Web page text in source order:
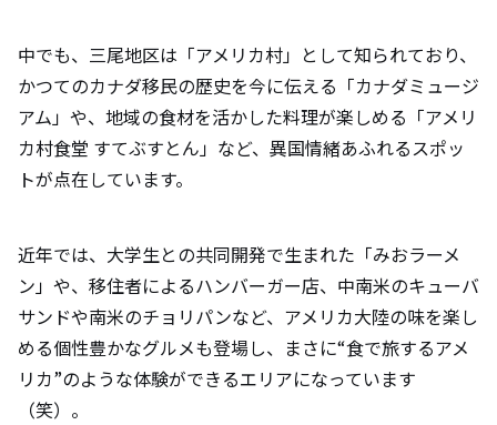
中でも、三尾地区は「アメリカ村」として知られており、
かつてのカナダ移民の歴史を今に伝える「カナダミュージ
アム」や、地域の食材を活かした料理が楽しめる「アメリ
カ村食堂 すてぶすとん」など、異国情緒あふれるスポッ
トが点在しています。
近年では、大学生との共同開発で生まれた「みおラーメ
ン」や、移住者によるハンバーガー店、中南米のキューバ
サンドや南米のチョリパンなど、アメリカ大陸の味を楽し
める個性豊かなグルメも登場し、まさに“食で旅するアメ
リカ”のような体験ができるエリアになっています
（笑）。